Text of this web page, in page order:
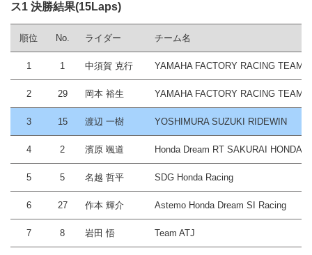
ス1 決勝結果(15Laps)
順位 No. ライダー チーム名
1 1 中須賀 克行 YAMAHA FACTORY RACING TEAM
2 29 岡本 裕生 YAMAHA FACTORY RACING TEAM 2
3 15 渡辺 一樹 YOSHIMURA SUZUKI RIDEWIN
4 2 濱原 颯道 Honda Dream RT SAKURAI HONDA
5 5 名越 哲平 SDG Honda Racing
6 27 作本 輝介 Astemo Honda Dream SI Racing
7 8 岩田 悟 Team ATJ